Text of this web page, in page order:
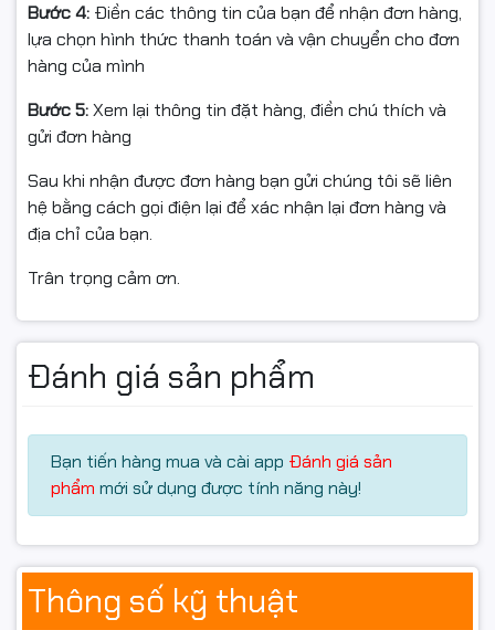
Card đồ họa RTX 3050 6GB
– Gaming Full HD mượt mà
PC G54 sử dụng
khúc:
Chơi mượt game eSports với FPS cao
Xử lý tốt nhiều game AAA ở thiết lập Medium – High
Hỗ trợRay Tracing & DLSS
RTX 3050 cũng đáp ứng tốt nhu cầu stream nhẹ và
thiết kế đồ họa 2D cơ bản.
Tản nhiệt JONSBO CR-
1200E – Giữ CPU mát mẻ
Hoạt động êm ái khi chơi game nhiều giờ
Tăng tuổi thọ linh kiện
Bước 4: Điền các thông tin của bạn để nhận đơn hàng,
lựa chọn hình thức thanh toán và vận chuyển cho đơn
hàng của mình
Bước 5:Xem lại thông tin đặt hàng, điền chú thích và
gửi đơn hàng
Sau khi nhận được đơn hàng bạn gửi chúng tôi sẽ liên
hệ bằng cách gọi điện lại để xác nhận lại đơn hàng và
địa chỉ của bạn.
Trân trọng cảm ơn.
Đánh giá sản phẩm
Bạn tiến hàng mua và cài app Đánh giá sản
phẩm mới sử dụng được tính năng này!
Thông số kỹ thuật